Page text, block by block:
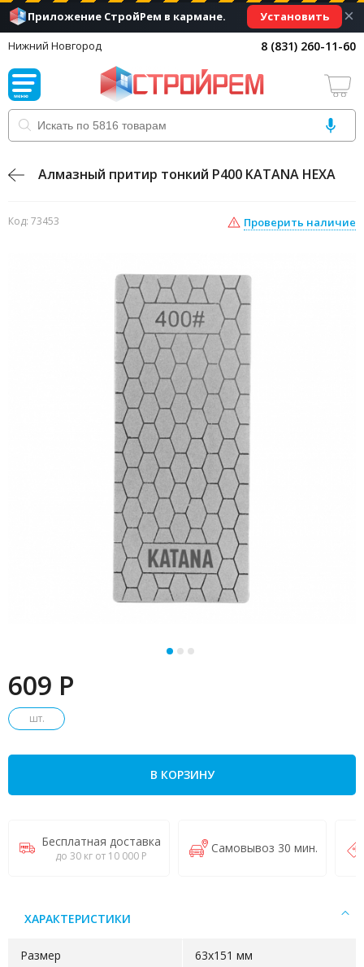
Приложение СтройРем в кармане. Установить ×
Нижний Новгород 8 (831) 260-11-60
Алмазный притир тонкий Р400 KATANA HEXA
Код: 73453 Проверить наличие
609 P
шт.
В КОРЗИНУ
Бесплатная доставка
до 30 кг от 10 000 Р
Самовывоз 30 мин.
ХАРАКТЕРИСТИКИ
Размер 63х151 мм